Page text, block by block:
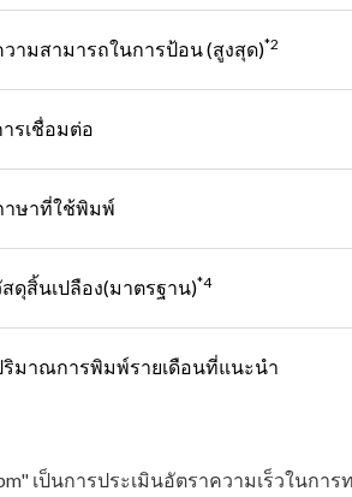
วามสามารถในการป้อน (สูงสุด)*2
ารเชื่อมต่อ
าษาที่ใช้พิมพ์
สดุสิ้นเปลือง(มาตรฐาน)*4
มาณการพิมพ์รายเดือนที่แนะนํา
เป็นการประเมินอัตราความเร็วในกา